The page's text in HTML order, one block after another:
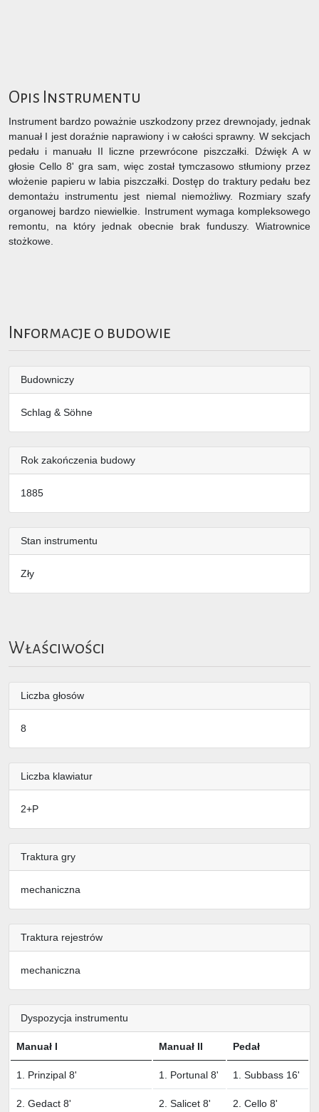
Opis Instrumentu
Instrument bardzo poważnie uszkodzony przez drewnojady, jednak
manuał I jest doraźnie naprawiony i w całości sprawny. W sekcjach
pedału i manuału II liczne przewrócone piszczałki. Dźwięk A w
głosie Cello 8' gra sam, więc został tymczasowo stłumiony przez
włożenie papieru w labia piszczałki. Dostęp do traktury pedału bez
demontażu instrumentu jest niemal niemożliwy. Rozmiary szafy
organowej bardzo niewielkie. Instrument wymaga kompleksowego
remontu, na który jednak obecnie brak funduszy. Wiatrownice
stożkowe.
Informacje o budowie
Budowniczy
Schlag & Söhne
Rok zakończenia budowy
1885
Stan instrumentu
Zły
Właściwości
Liczba głosów
8
Liczba klawiatur
2+P
Traktura gry
mechaniczna
Traktura rejestrów
mechaniczna
Dyspozycja instrumentu
Manuał I Manuał II Pedał
1. Prinzipal 8' 1. Portunal 8' 1. Subbass 16'
2. Gedact 8' 2. Salicet 8' 2. Cello 8'